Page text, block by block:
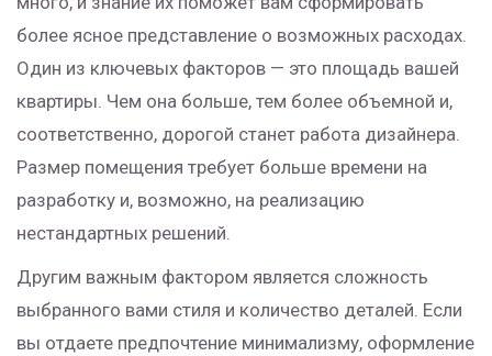
более ясное представление о возможных расходах.
Один из ключевых факторов — это площадь вашей
квартиры. Чем она больше, тем более объемной и,
соответственно, дорогой станет работа дизайнера.
Размер помещения требует больше времени на
разработку и, возможно, на реализацию
нестандартных решений.
Другим важным фактором является сложность
выбранного вами стиля и количество деталей. Если
вы отдаете предпочтение минимализму, оформление